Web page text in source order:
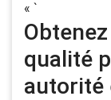
« `
qualité
autorité